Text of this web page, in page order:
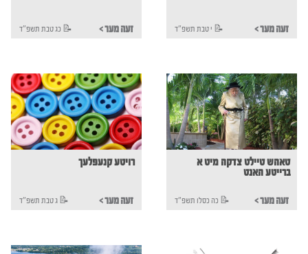
< זעה מער כג טבת תשפ"ד 📝 < זעה מער י טבת תשפ"ד 📝
רויטע קנעפלעך
< זעה מער ג טבת תשפ"ד 📝
טאהש טיילט צדקה מיט א
ברייטע האנט
< זעה מער כה כסלו תשפ"ד 📝